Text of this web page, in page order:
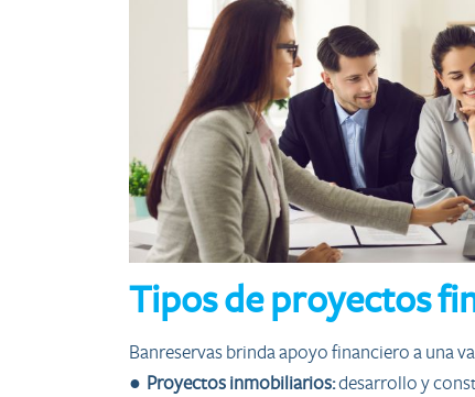
Tipos de proyectos
Banreservas brinda apoyo financiero a una
● Proyectos inmobiliarios:desarrollo y